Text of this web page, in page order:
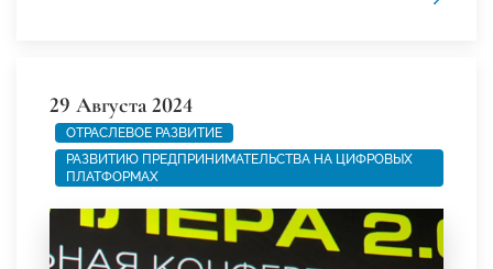
29 Августа 2024
ОТРАСЛЕВОЕ РАЗВИТИЕ
РАЗВИТИЮ ПРЕДПРИНИМАТЕЛЬСТВА НА ЦИФРОВЫХ
ПЛАТФОРМАХ